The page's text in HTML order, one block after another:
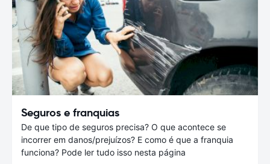
Seguros e franquias
De que tipo de seguros precisa? O que acontece se
incorrer em danos/prejuízos? E como é que a franquia
funciona? Pode ler tudo isso nesta página